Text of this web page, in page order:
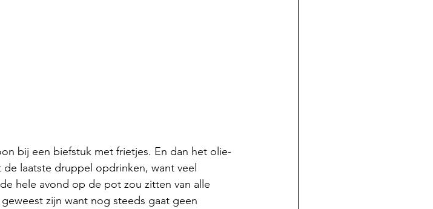
bij een biefstuk met frietjes. En dan het olie-
laatste druppel opdrinken, want veel
hele avond op de pot zou zitten van alle
zijn want nog steeds gaat geen